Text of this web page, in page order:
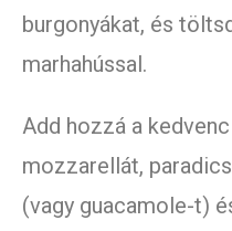
burgonyákat, és
marhahússal.
Add hozzá a
mozzarellát,
(vagy guacamole-t)